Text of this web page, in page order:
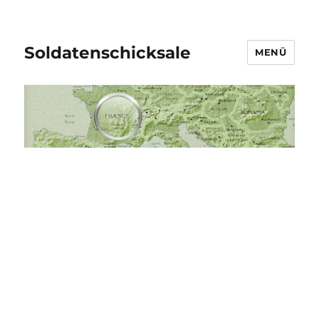
Soldatenschicksale MENÜ